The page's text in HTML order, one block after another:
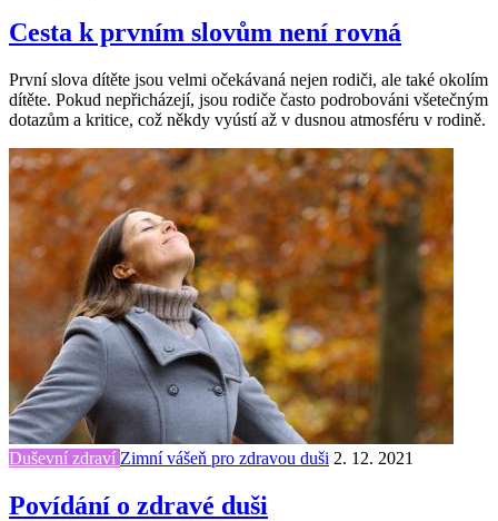
Cesta k prvním slovům není rovná
První slova dítěte jsou velmi očekávaná nejen rodiči, ale také okolím
dítěte. Pokud nepřicházejí, jsou rodiče často podrobováni všetečným
dotazům a kritice, což někdy vyústí až v dusnou atmosféru v rodině.
Duševní zdraví Zimní vášeň pro zdravou duši 2. 12. 2021
Povídání o zdravé duši